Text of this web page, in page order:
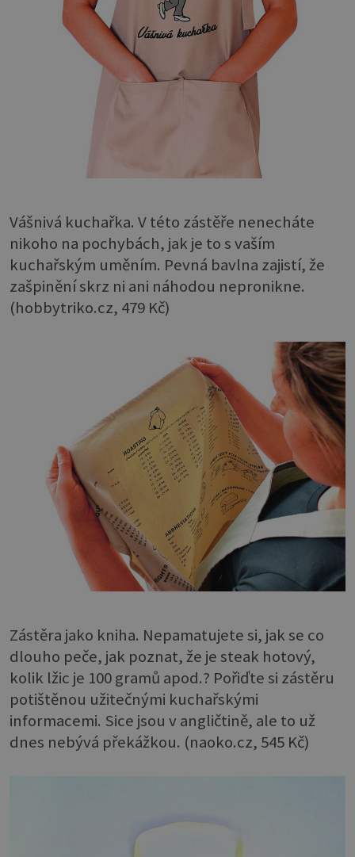
Vášnivá kuchařka. V této zástěře nenecháte
nikoho na pochybách, jak je to s vaším
kuchařským uměním. Pevná bavlna zajistí, že
zašpinění skrz ni ani náhodou nepronikne.
(hobbytriko.cz, 479 Kč)
Zástěra jako kniha. Nepamatujete si, jak se co
dlouho peče, jak poznat, že je steak hotový,
kolik lžic je 100 gramů apod.? Pořiďte si zástěru
potištěnou užitečnými kuchařskými
informacemi. Sice jsou v angličtině, ale to už
dnes nebývá překážkou. (naoko.cz, 545 Kč)